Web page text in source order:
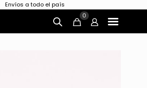
Envíos a todo el país
0